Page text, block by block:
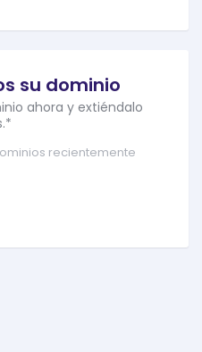
su dominio
ahora y extiéndalo
recientemente